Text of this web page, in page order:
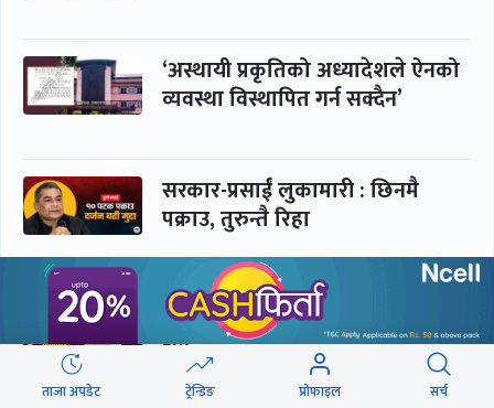
‘अस्थायी प्रकृतिको अध्यादेशले ऐनको
व्यवस्था विस्थापित गर्न सक्दैन’
सरकार-प्रसाईं लुकामारी : छिनमै
पक्राउ, तुरुन्तै रिहा
‘कामचलाउ’ नेतृत्वले थलियो स्वास्थ्य
क्षेत्र
ताजा अपडेट ट्रेन्डिङ प्रोफाइल सर्च